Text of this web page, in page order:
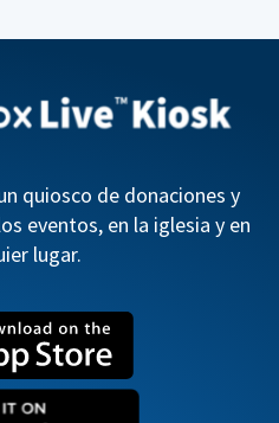
quiosco de donaciones y
eventos, en la iglesia y en
lugar.